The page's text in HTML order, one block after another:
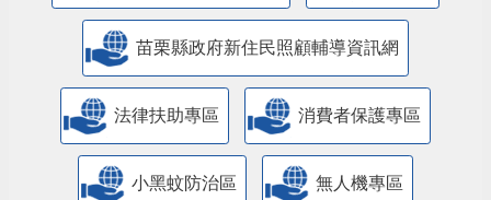
苗栗縣政府新住民照顧輔導資訊網
法律扶助專區 消費者保護專區
小黑蚊防治區 無人機專區